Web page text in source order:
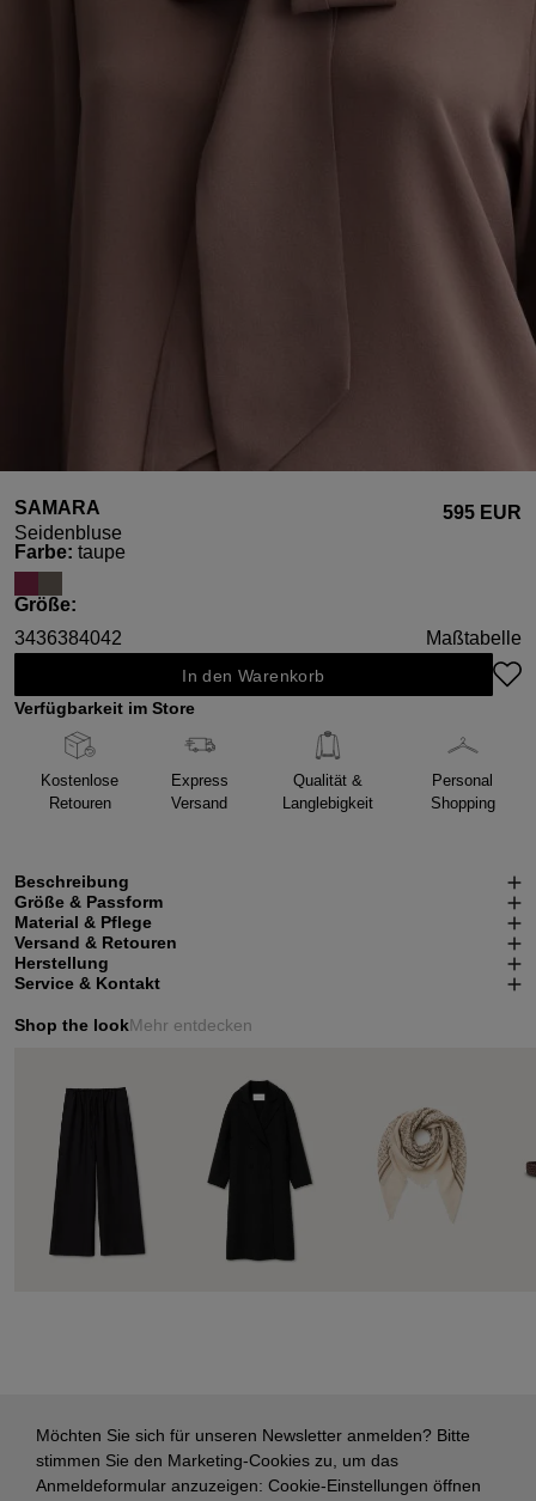
SAMARA
Seidenbluse
595 EUR
Farbeauswählen
: taupe
Größeauswählen
:
3436384042 Maßtabelle
In den Warenkorb
Verfügbarkeit im Store
Kostenlose
Retouren
Express
Versand
Qualität &
Langlebigkeit
Personal
Shopping
Beschreibung
Größe & Passform
Material & Pflege
Versand & Retouren
Herstellung
Service & Kontakt
Shop the lookMehr entdecken
Möchten Sie sich für unseren Newsletter anmelden? Bitte
stimmen Sie den Marketing-Cookies zu, um das
Anmeldeformular anzuzeigen: Cookie-Einstellungen öffnen